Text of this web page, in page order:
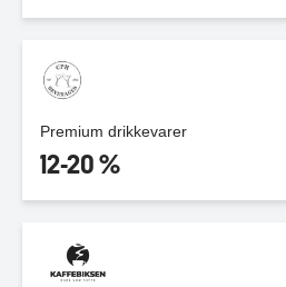
Premium drikkevarer
12-20 %